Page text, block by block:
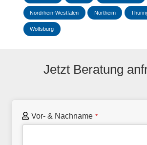
Nordrhein-Westfalen Northeim
Wolfsburg
Jetzt Beratung
Vor- & Nachname *